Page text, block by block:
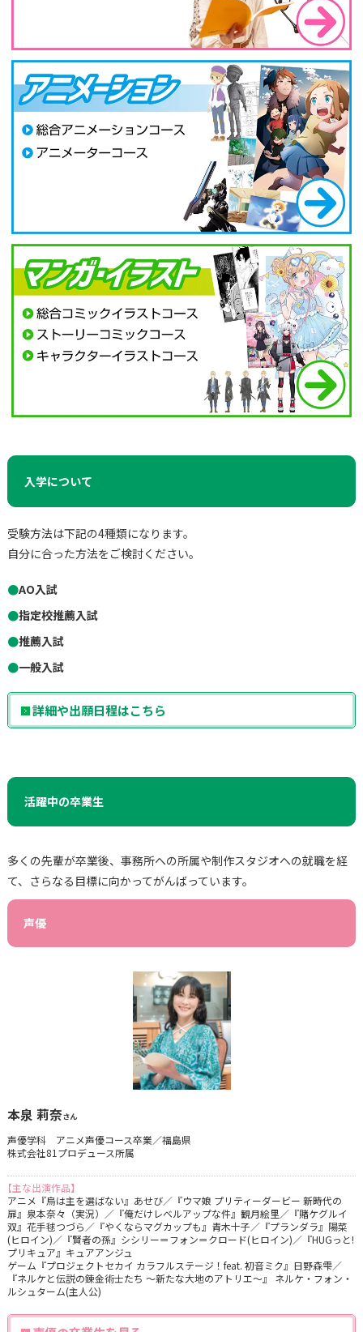
入学について
受験方法は下記の4種類になります。
自分に合った方法をご検討ください。
●AO入試
●指定校推薦入試
●推薦入試
●一般入試
詳細や出願日程はこちら
活躍中の卒業生
多くの先輩が卒業後、事務所への所属や制作スタジオへの就職を経
て、さらなる目標に向かってがんばっています。
声優
本泉 莉奈さん
声優学科 アニメ声優コース卒業／福島県
株式会社81プロデュース所属
【主な出演作品】
アニメ『烏は主を選ばない』あせび／『ウマ娘 プリティーダービー 新時代の
扉』泉本奈々（実況）／『俺だけレベルアップな件』観月絵里／『賭ケグルイ
双』花手毬つづら／『やくならマグカップも』青木十子／『プランダラ』陽菜
(ヒロイン)／『賢者の孫』シシリー＝フォン＝クロード(ヒロイン)／『HUGっと!
プリキュア』キュアアンジュ
ゲーム『プロジェクトセカイ カラフルステージ！feat. 初音ミク』日野森雫／
『ネルケと伝説の錬金術士たち ～新たな大地のアトリエ～』 ネルケ・フォン・
ルシュターム(主人公)